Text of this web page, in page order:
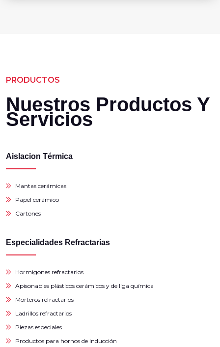
PRODUCTOS
Nuestros Productos Y
Servicios
Aislacion Térmica
Mantas cerámicas
Papel cerámico
Cartones
Especialidades Refractarias
Hormigones refractarios
Apisonables plásticos cerámicos y de liga química
Morteros refractarios
Ladrillos refractarios
Piezas especiales
Productos para hornos de inducción